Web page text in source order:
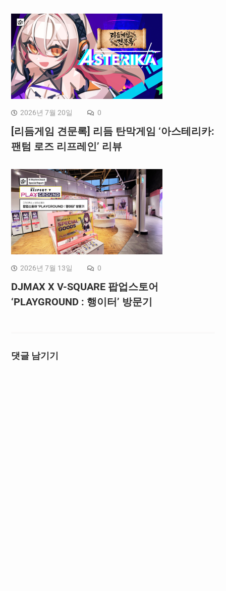
2026년 7월 20일 0
[리듬게임 견문록] 리듬 탄막게임 ‘아스테리카:
팬텀 로즈 리프레인’ 리뷰
2026년 7월 13일 0
DJMAX X V-SQUARE 팝업스토어
‘PLAYGROUND : 행이터’ 방문기
댓글 남기기